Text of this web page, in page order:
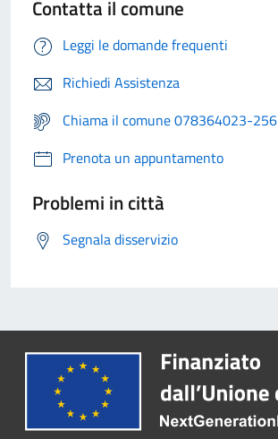
Contatta il comune
Leggi le domande frequenti
Richiedi Assistenza
Chiama il comune 078364023-256
Prenota un appuntamento
Problemi in città
Segnala disservizio